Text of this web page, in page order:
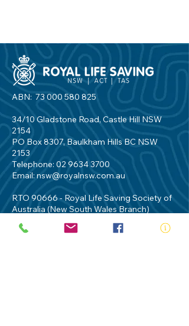
ABN: 73 000 580 825
34/10 Gladstone Road, Castle Hill NSW
2154
PO Box 8307, Baulkham Hills BC NSW
2153
Telephone: 02 9634 3700
Email:nsw@royalnsw.com.au
RTO 90666 - Royal Life Saving Society of
Australia (New South Wales Branch)